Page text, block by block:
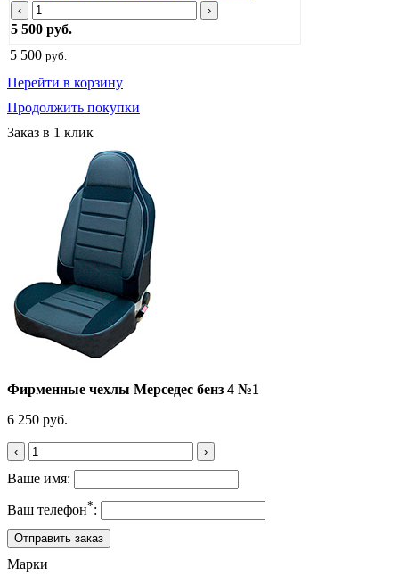
‹ ›
5 500 руб.
5 500 руб.
Перейти в корзину
Продолжить покупки
Заказ в 1 клик
Фирменные чехлы Мерседес бенз 4 №1
6 250 руб.
‹ ›
Ваше имя:
Ваш телефон*:
Марки